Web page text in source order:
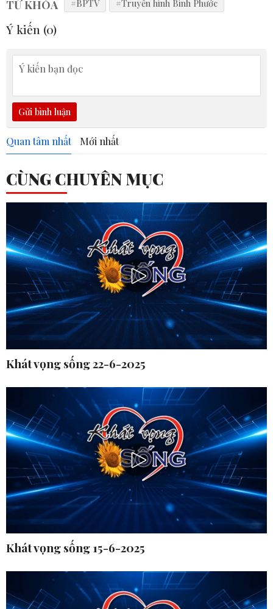
TỪ KHÓA #BPTV #Truyền hình Bình Phước
Ý kiến (0)
Gửi bình luận
Quan tâm nhất Mới nhất
CÙNG CHUYÊN MỤC
Khát vọng sống 22-6-2025
Khát vọng sống 15-6-2025